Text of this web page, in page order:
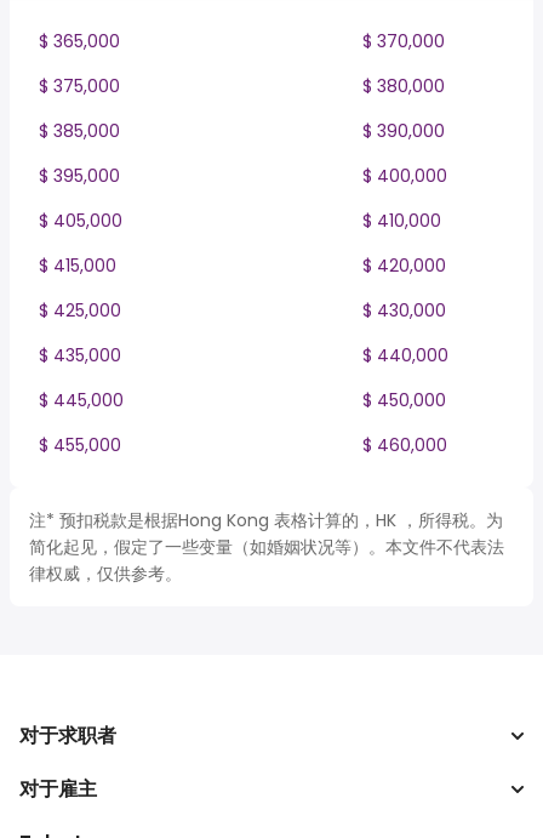
$ 365,000
$ 370,000
$ 375,000
$ 380,000
$ 385,000
$ 390,000
$ 395,000
$ 400,000
$ 405,000
$ 410,000
$ 415,000
$ 420,000
$ 425,000
$ 430,000
$ 435,000
$ 440,000
$ 445,000
$ 450,000
$ 455,000
$ 460,000
注* 预扣税款是根据Hong Kong 表格计算的，HK ，所得税。为
简化起见，假定了一些变量（如婚姻状况等）。本文件不代表法
律权威，仅供参考。
对于求职者
搜索工作
对于雇主